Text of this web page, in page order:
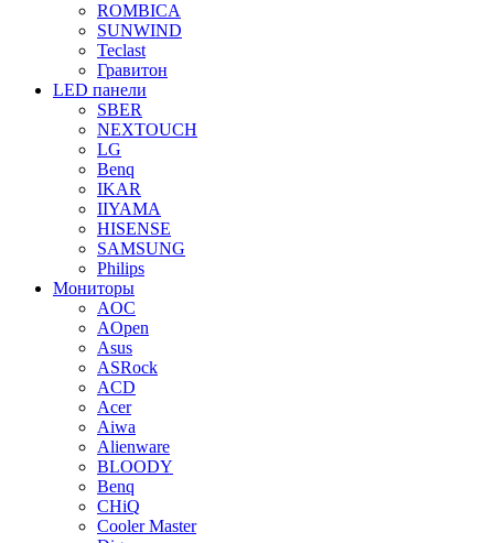
ROMBICA
SUNWIND
Teclast
Гравитон
LED панели
SBER
NEXTOUCH
LG
Benq
IKAR
IIYAMA
HISENSE
SAMSUNG
Philips
Мониторы
AOC
AOpen
Asus
ASRock
ACD
Acer
Aiwa
Alienware
BLOODY
Benq
CHiQ
Cooler Master